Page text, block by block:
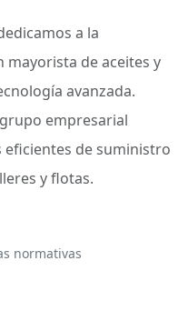
a la
de aceites y
avanzada.
empresarial
de suministro
y flotas.
normativas